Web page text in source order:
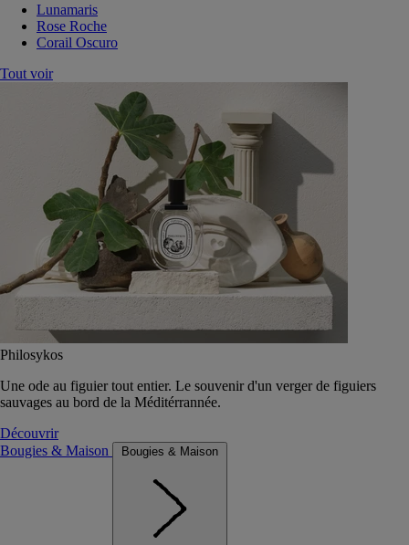
Lunamaris
Rose Roche
Corail Oscuro
Tout voir
Philosykos
Une ode au figuier tout entier. Le souvenir d'un verger de figuiers
sauvages au bord de la Méditérrannée.
Découvrir
Bougies & Maison
Bougies & Maison